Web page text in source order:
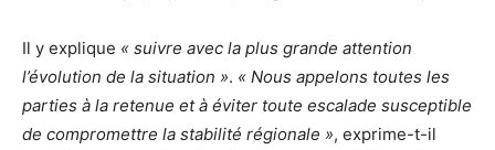
Il y explique « suivre avec la plus grande attention
l’évolution de la situation ». « Nous appelons toutes les
parties à la retenue et à éviter toute escalade susceptible
de compromettre la stabilité régionale », exprime-t-il